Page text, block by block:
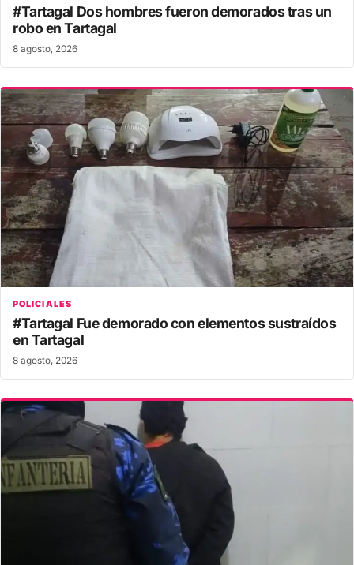
#Tartagal Dos hombres fueron demorados tras un
robo en Tartagal
8 agosto, 2026
POLICIALES
#Tartagal Fue demorado con elementos sustraídos
en Tartagal
8 agosto, 2026